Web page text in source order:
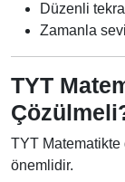
Düzenli
Zamanla
TYT
TYT
önemlidir.